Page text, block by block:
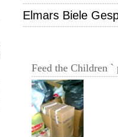
Elmars Biele
Feed the Children `